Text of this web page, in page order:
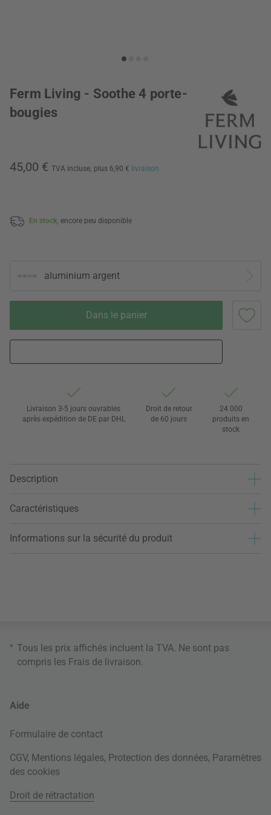
Ferm Living - Soothe 4 porte-
bougies
45,00 € TVA incluse, plus 6,90 € livraison
En stock, encore peu disponible
aluminium argent
Dans le panier
Livraison 3-5 jours ouvrables
après expédition de DE par DHL
Droit de retour
de 60 jours
24 000
produits en
stock
Description
Caractéristiques
Informations sur la sécurité du produit
* Tous les prix affichés incluent la TVA. Ne sont pas
compris les Frais de livraison
Aide
Formulaire de contact
CGV, Mentions légales, Protection des données, Paramètres
des cookies
Droit de rétractation